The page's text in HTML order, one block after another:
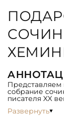
Представляем
собрание
писателя XX
Развернуть